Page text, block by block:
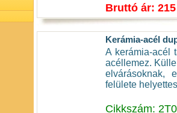
Bruttó ár:
Kerámia-acél
A kerámia-acél
acéllemez.
elvárásoknak,
felülete
Cikkszám: